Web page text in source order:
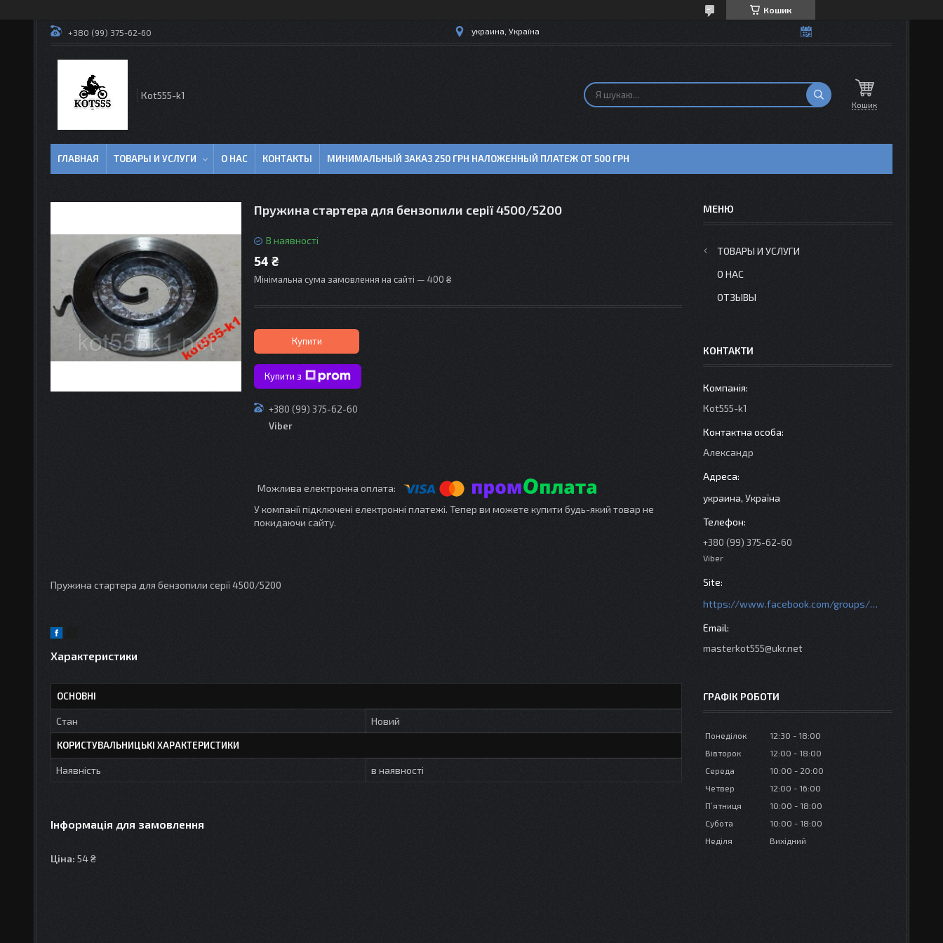
Кошик
+380 (99) 375-62-60 украина, Україна
Кot555-k1
Кошик
ГЛАВНАЯ ТОВАРЫ И УСЛУГИ О НАС КОНТАКТЫ МИНИМАЛЬНЫЙ ЗАКАЗ 250 ГРН НАЛОЖЕННЫЙ ПЛАТЕЖ ОТ 500 ГРН
Пружина стартера для бензопили серії 4500/5200
В наявності
54 ₴
Мінімальна сума замовлення на сайті — 400 ₴
Купити
Купити з
+380 (99) 375-62-60
Viber
У компанії підключені електронні платежі. Тепер ви можете купити будь-який товар не
покидаючи сайту.
Пружина стартера для бензопили серії 4500/5200
Характеристики
ОСНОВНІ
Стан Новий
КОРИСТУВАЛЬНИЦЬКІ ХАРАКТЕРИСТИКИ
Наявність в наявності
Інформація для замовлення
Ціна: 54 ₴
ТОВАРЫ И УСЛУГИ
О НАС
ОТЗЫВЫ
КОНТАКТИ
Кot555-k1
Александр
украина, Україна
+380 (99) 375-62-60
Viber
https://www.facebook.com/groups/httpsmotoshara.net
masterkot555@ukr.net
ГРАФІК РОБОТИ
Понеділок 12:30
18:00
Вівторок
12:00
18:00
Середа
10:00
20:00
Четвер
12:00
16:00
Пʼятниця
10:00
18:00
Субота
10:00
18:00
Неділя
Вихідний